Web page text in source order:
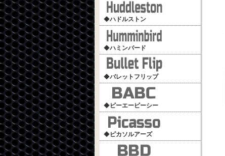
◆ハドルストン
◆ハミンバード
◆バレットフリップ
◆ビーエービーシー
◆ピカソルアーズ